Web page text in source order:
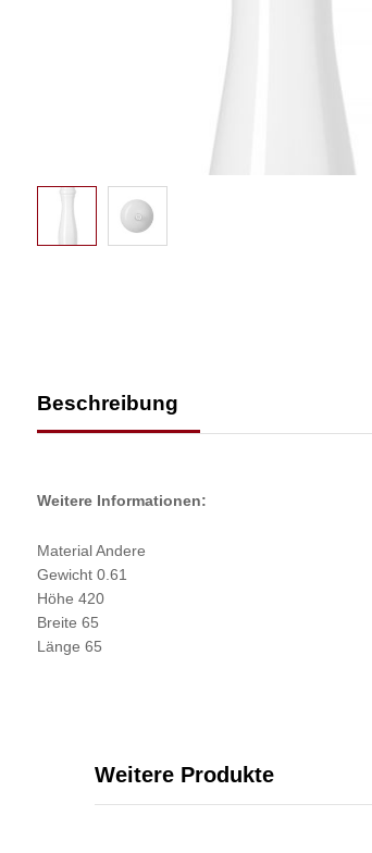
Beschreibung
Weitere Informationen:
Material Andere
Gewicht 0.61
Höhe 420
Breite 65
Länge 65
Weitere Produkte